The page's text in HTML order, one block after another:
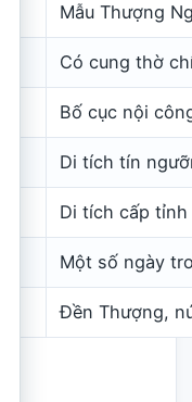
Mẫu Thượng
Có cung thờ
Bố cục nội
Di tích tín
Di tích cấp tỉnh
Một số ngày
Đền Thượng,